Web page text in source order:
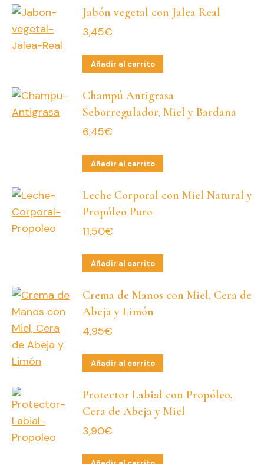
Jabón vegetal con Jalea Real
3,45€
Añadir al carrito
Champú Antigrasa
Seborregulador, Miel y Bardana
6,45€
Añadir al carrito
Leche Corporal con Miel Natural y
Propóleo Puro
11,50€
Añadir al carrito
Crema de Manos con Miel, Cera de
Abeja y Limón
4,95€
Añadir al carrito
Protector Labial con Propóleo,
Cera de Abeja y Miel
3,90€